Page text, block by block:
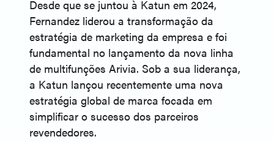
Desde que se juntou à Katun em 2024,
Fernandez liderou a transformação da
estratégia de marketing da empresa e foi
fundamental no lançamento da nova linha
de multifunções Arivia. Sob a sua liderança,
a Katun lançou recentemente uma nova
estratégia global de marca focada em
simplificar o sucesso dos parceiros
revendedores.